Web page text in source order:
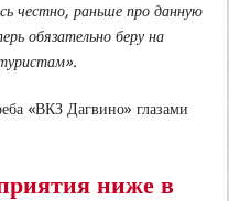
честно, раньше про данную
обязательно беру на
«ВКЗ Дагвино» глазами
ниже в